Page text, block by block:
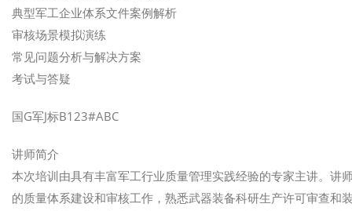
典型军工企业体系文件案例解析
审核场景模拟演练
常见问题分析与解决方案
考试与答疑
国G军J标B123#ABC
讲师简介
本次培训由具有丰富军工行业质量管理实践经验的专家主讲。
的质量体系建设和审核工作，熟悉武器装备科研生产许可审查和